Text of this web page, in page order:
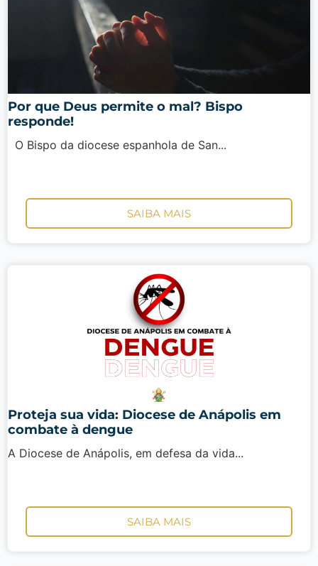
Por que Deus permite o mal? Bispo
responde!
O Bispo da diocese espanhola de San...
SAIBA MAIS
Proteja sua vida: Diocese de Anápolis em
combate à dengue
A Diocese de Anápolis, em defesa da vida...
SAIBA MAIS